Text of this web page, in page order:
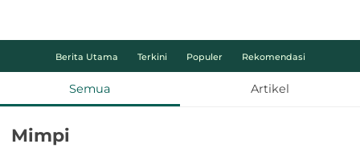
Berita Utama Terkini Populer Rekomendasi
Semua Artikel
Mimpi